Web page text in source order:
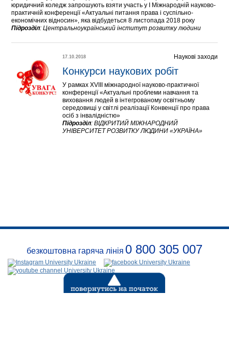
юридичний коледж запрошують взяти участь у І Міжнародній науково-
практичній конференції «Актуальні питання права і суспільно-
економічних відносин», яка відбудеться 8 листопада 2018 року
Підрозділ:Центральноукраїнський інститут розвитку людини
Наукові заходи
17.10.2018
Конкурси наукових робіт
У рамках ХVІIІ міжнародної науково-практичної
конференції «Актуальні проблеми навчання та
виховання людей в інтегрованому освітньому
середовищі у світлі реалізації Конвенції про права
осіб з інвалідністю»
Підрозділ:ВІДКРИТИЙ МІЖНАРОДНИЙ
УНІВЕРСИТЕТ РОЗВИТКУ ЛЮДИНИ «УКРАЇНА»
безкоштовна гаряча лінія 0 800 305 007
Про
заклад